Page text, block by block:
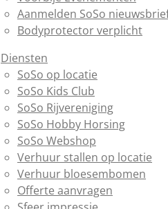
Aanmelden SoSo
Bodyprotector verplicht
Diensten
SoSo op locatie
SoSo Kids Club
SoSo Rijvereniging
SoSo Hobby Horsing
SoSo Webshop
Verhuur stallen op locatie
Verhuur bloesembomen
Offerte aanvragen